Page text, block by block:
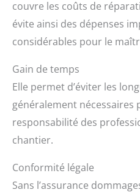
couvre les coûts de
évite ainsi des dépenses
considérables pour le
Gain de temps
Elle permet d’éviter les
généralement nécessaires
responsabilité des
chantier.
Conformité légale
Sans l’assurance